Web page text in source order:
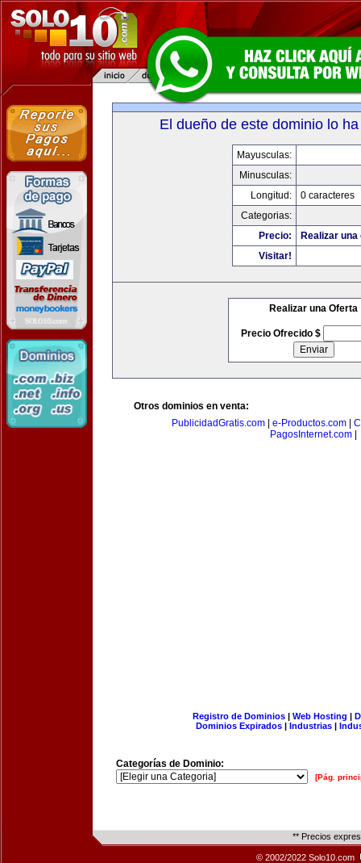
El dueño de este dominio lo
Mayusculas:
Minusculas:
Longitud:
0 caracteres
Categorias:
Precio:
Realizar
Visitar!
Realizar una Oferta
Precio Ofrecido $
Otros dominios en venta:
PublicidadGratis.com
e-Productos.com
PagosInternet.com
Registro de Dominios| Web Hosting |
Dominios Expirados | Industrias |
Categorías de Dominio:
[Pág.
** Precios
© 2002/2022 Solo10.com